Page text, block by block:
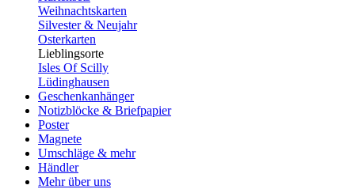
Weihnachtskarten
Silvester & Neujahr
Osterkarten
Lieblingsorte
Isles Of Scilly
Lüdinghausen
Geschenkanhänger
Notizblöcke & Briefpapier
Poster
Magnete
Umschläge & mehr
Händler
Mehr über uns